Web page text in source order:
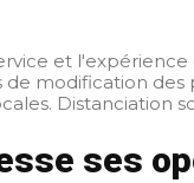
et
sanitaires à l'embarquement en fonction
ses